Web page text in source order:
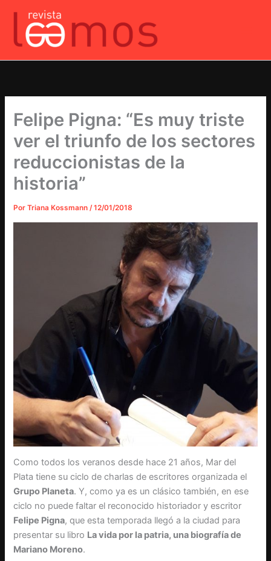
contenido
Felipe Pigna: “Es muy triste
ver el triunfo de los sectores
reduccionistas de la
historia”
PorTriana Kossmann/12/01/2018
Como todos los veranos desde hace 21 años, Mar del
Plata tiene su ciclo de charlas de escritores organizada el
Grupo Planeta. Y, como ya es un clásico también, en ese
ciclo no puede faltar el reconocido historiador y escritor
Felipe Pigna, que esta temporada llegó a la ciudad para
presentar su libro La vida por la patria, una biografía de
Mariano Moreno.